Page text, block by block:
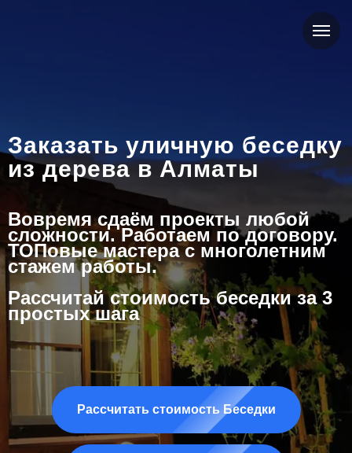
Заказать уличную беседку
из дерева в Алматы
Вовремя сдаём проекты любой
сложности. Работаем по договору.
ТОПовые мастера с многолетним
стажем работы.
Рассчитай стоимость беседки за 3
простых шага
Рассчитать стоимость Беседки